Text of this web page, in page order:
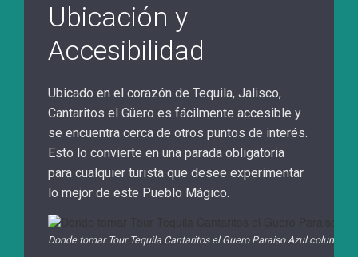
Ubicación y
Accesibilidad
Ubicado en el corazón de Tequila, Jalisco,
Cantaritos el Güero es fácilmente accesible y
se encuentra cerca de otros puntos de interés.
Esto lo convierte en una parada obligatoria
para cualquier turista que desee experimentar
lo mejor de este Pueblo Mágico.
Donde tomar Tour Tequila Cantaritos el Guero Paraiso Azul columpio